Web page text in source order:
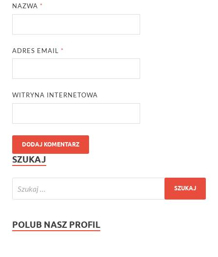
NAZWA *
ADRES EMAIL *
WITRYNA INTERNETOWA
SZUKAJ
POLUB NASZ PROFIL